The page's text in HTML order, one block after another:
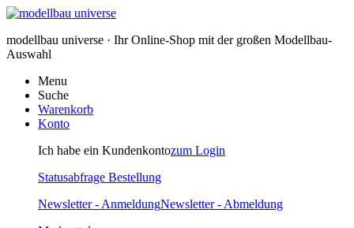
modellbau universe · Ihr Online-Shop mit der großen Modellbau-
Auswahl
Menu
Suche
Warenkorb
Konto
Ich habe ein Kundenkontozum Login
Statusabfrage Bestellung
Newsletter - AnmeldungNewsletter - Abmeldung